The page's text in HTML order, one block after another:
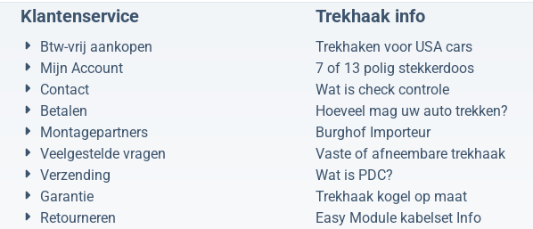
Klantenservice
Btw-vrij aankopen
Mijn Account
Contact
Betalen
Montagepartners
Veelgestelde vragen
Verzending
Garantie
Retourneren
Trekhaak info
Trekhaken voor USA cars
7 of 13 polig stekkerdoos
Wat is check controle
Hoeveel mag uw auto trekken?
Burghof Importeur
Vaste of afneembare trekhaak
Wat is PDC?
Trekhaak kogel op maat
Easy Module kabelset Info